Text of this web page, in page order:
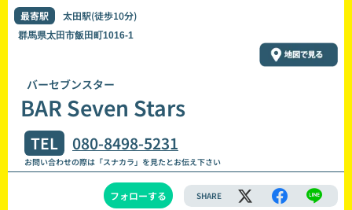
最寄駅 太田駅(徒歩10分)
群馬県太田市飯田町1016-1
バーセブンスター
BAR Seven Stars
TEL 080-8498-5231
お問い合わせの際は「スナカラ」を見たとお伝え下さい
フォローする SHARE